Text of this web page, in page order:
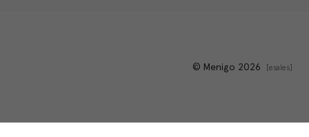
© Menigo 2026 esales]